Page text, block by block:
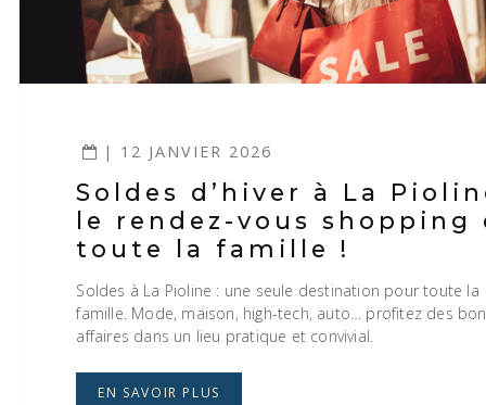
| 12 JANVIER 2026
Soldes d’hiver à La
le rendez-vous shopping
toute la famille !
Soldes à La Pioline : une seule destination pour toute la
famille. Mode, maison, high-tech, auto… profitez des
affaires dans un lieu pratique et convivial.
EN SAVOIR PLUS